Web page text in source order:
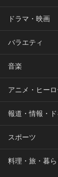
ドラマ・映画
バラエティ
音楽
アニメ・ヒーロ
報道・情報・
スポーツ
料理・旅・暮ら